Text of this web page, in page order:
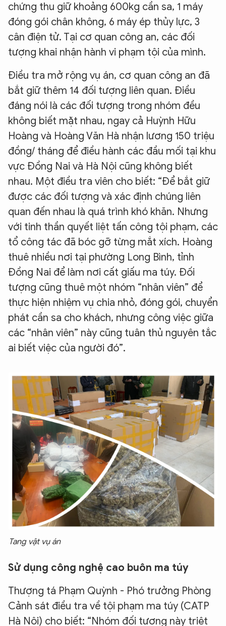
chứng thu giữ khoảng 600kg cần sa, 1 máy
đóng gói chân không, 6 máy ép thủy lực, 3
cân điện tử. Tại cơ quan công an, các đối
tượng khai nhận hành vi phạm tội của mình.
Điều tra mở rộng vụ án, cơ quan công an đã
bắt giữ thêm 14 đối tượng liên quan. Điều
đáng nói là các đối tượng trong nhóm đều
không biết mặt nhau, ngay cả Huỳnh Hữu
Hoàng và Hoàng Văn Hà nhận lương 150 triệu
đồng/ tháng để điều hành các đầu mối tại khu
vực Đồng Nai và Hà Nội cũng không biết
nhau. Một điều tra viên cho biết: “Để bắt giữ
được các đối tượng và xác định chúng liên
quan đến nhau là quá trình khó khăn. Nhưng
với tinh thần quyết liệt tấn công tội phạm, các
tổ công tác đã bóc gỡ từng mắt xích. Hoàng
thuê nhiều nơi tại phường Long Bình, tỉnh
Đồng Nai để làm nơi cất giấu ma túy. Đối
tượng cũng thuê một nhóm “nhân viên” để
thực hiện nhiệm vụ chia nhỏ, đóng gói, chuyển
phát cần sa cho khách, nhưng công việc giữa
các “nhân viên” này cũng tuân thủ nguyên tắc
ai biết việc của người đó”.
Tang vật vụ án
Sử dụng công nghệ cao buôn ma túy
Thượng tá Phạm Quỳnh - Phó trưởng Phòng
Cảnh sát điều tra về tội phạm ma túy (CATP
Hà Nội) cho biết: “Nhóm đối tượng này triệt